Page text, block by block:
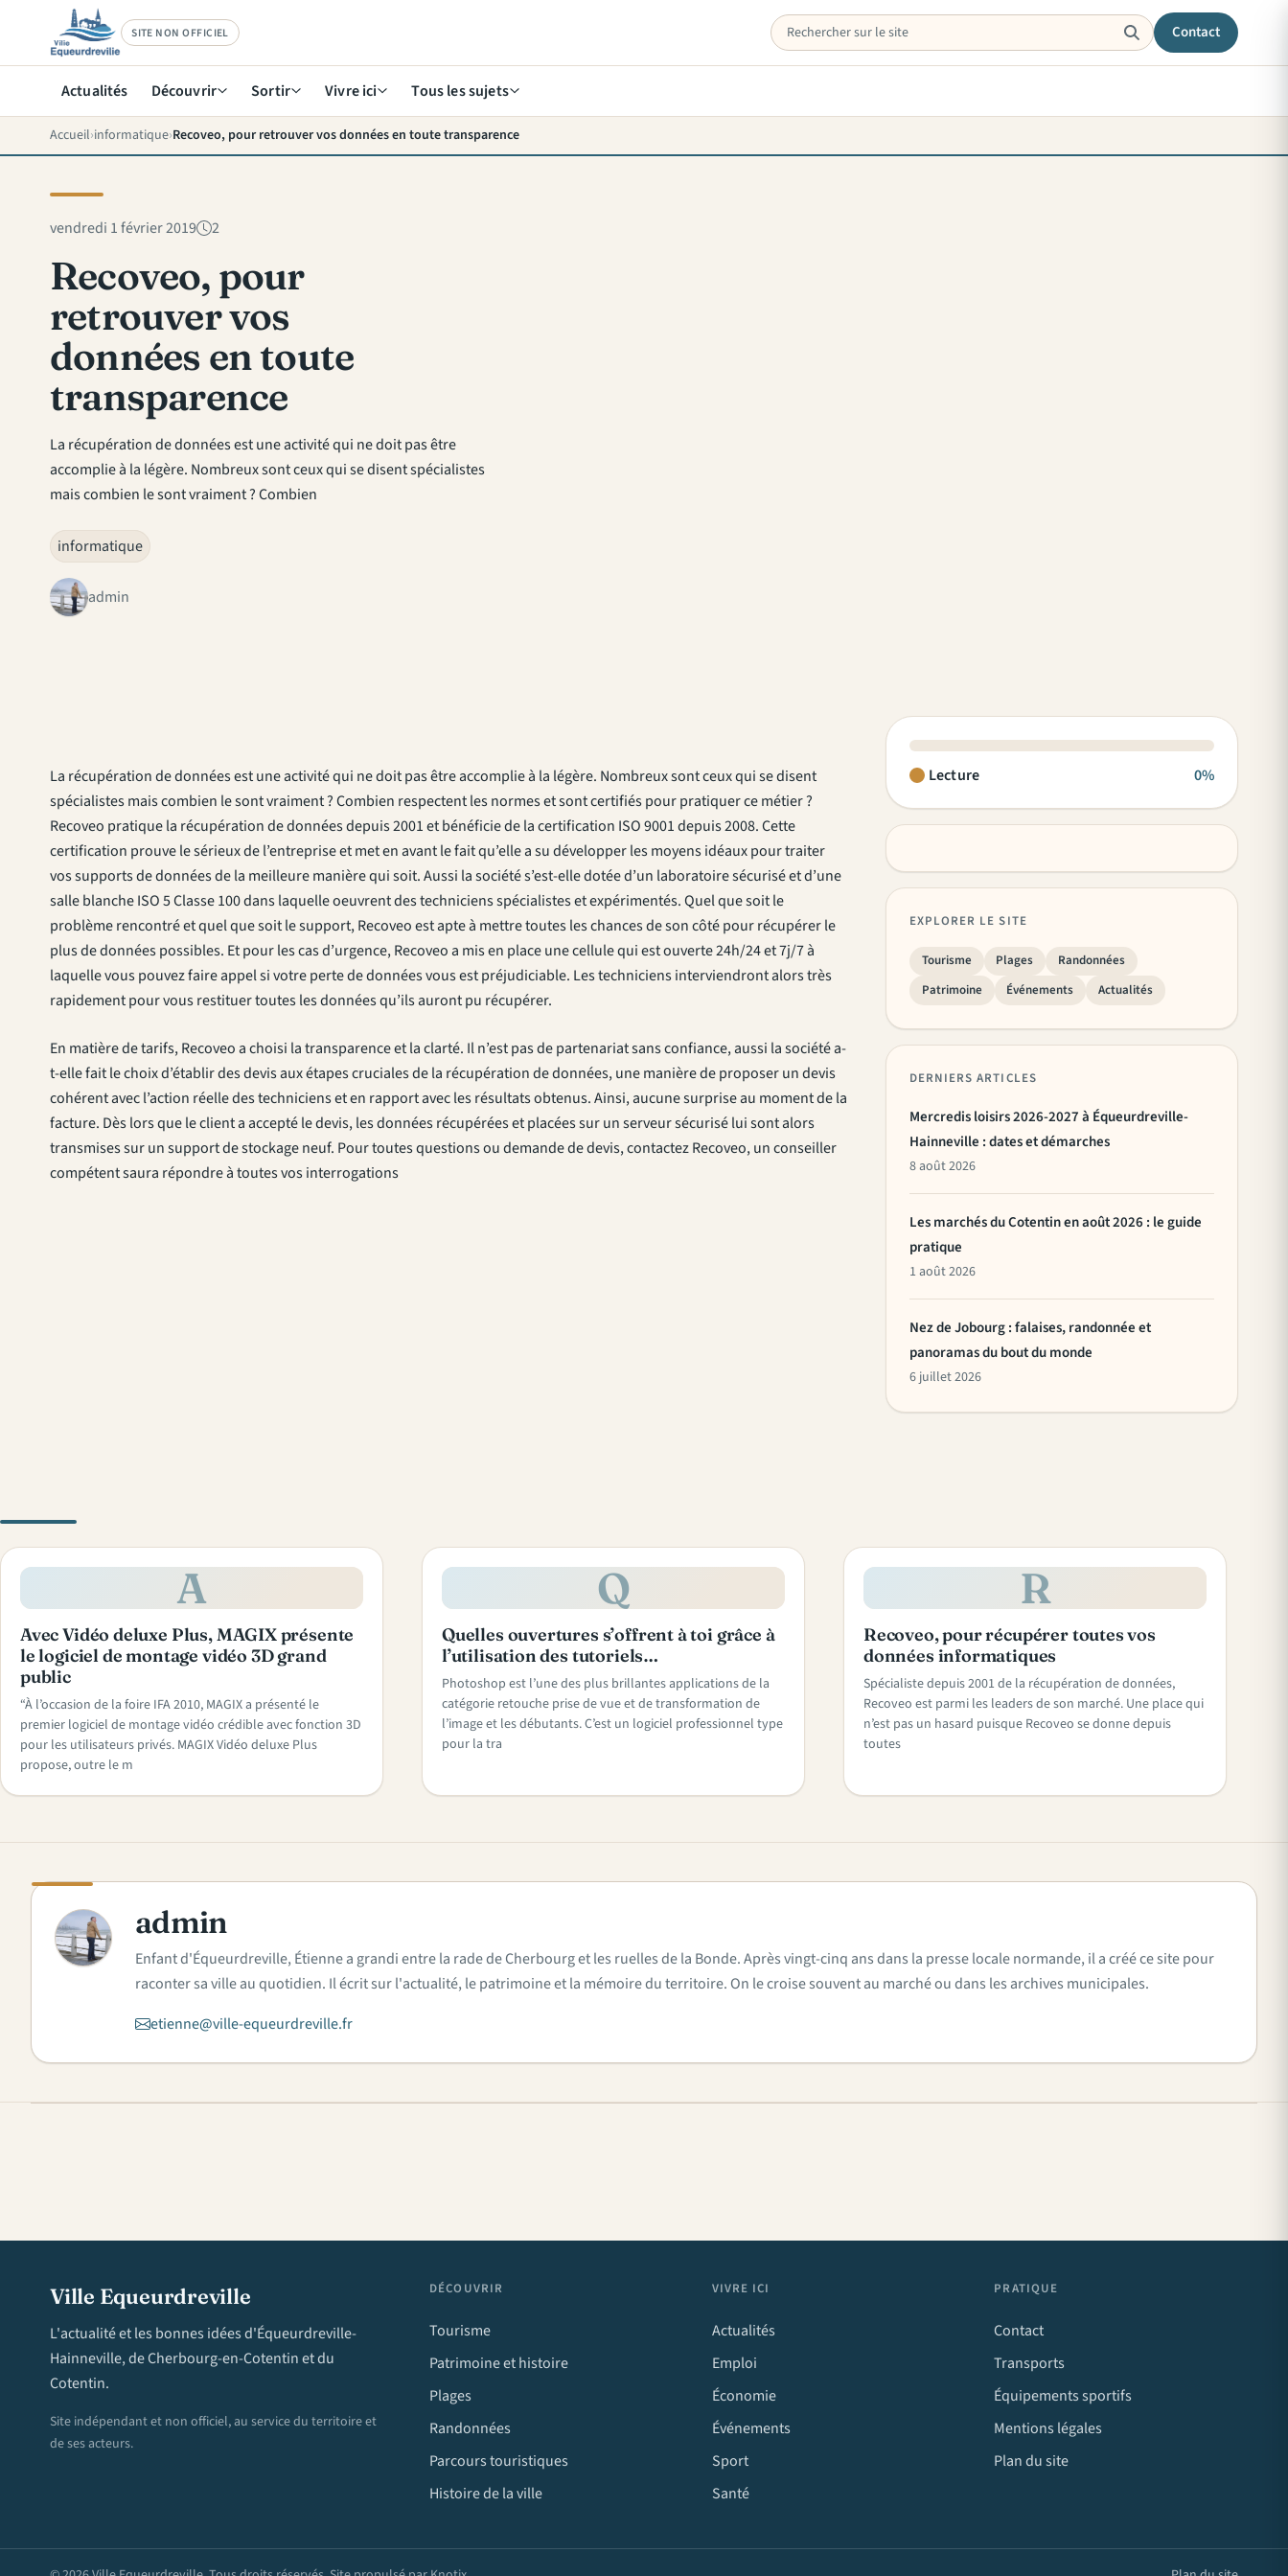
SITE NON OFFICIEL Contact
Actualités Découvrir Sortir Vivre ici Tous les sujets
Accueil informatique Recoveo, pour retrouver vos données en toute transparence
vendredi 1 février 2019 2
Recoveo, pour
retrouver vos
données en toute
transparence
La récupération de données est une activité qui ne doit pas être
accomplie à la légère. Nombreux sont ceux qui se disent spécialistes
mais combien le sont vraiment ? Combien
informatique
admin
La récupération de données est une activité qui ne doit pas être accomplie à la légère. Nombreux sont ceux qui se disent
spécialistes mais combien le sont vraiment ? Combien respectent les normes et sont certifiés pour pratiquer ce métier ?
Recoveo pratique la récupération de données depuis 2001 et bénéficie de la certification ISO 9001 depuis 2008. Cette
certification prouve le sérieux de l’entreprise et met en avant le fait qu’elle a su développer les moyens idéaux pour traiter
vos supports de données de la meilleure manière qui soit. Aussi la société s’est-elle dotée d’un laboratoire sécurisé et d’une
salle blanche ISO 5 Classe 100 dans laquelle oeuvrent des techniciens spécialistes et expérimentés. Quel que soit le
problème rencontré et quel que soit le support, Recoveo est apte à mettre toutes les chances de son côté pour récupérer le
plus de données possibles. Et pour les cas d’urgence, Recoveo a mis en place une cellule qui est ouverte 24h/24 et 7j/7 à
laquelle vous pouvez faire appel si votre perte de données vous est préjudiciable. Les techniciens interviendront alors très
rapidement pour vous restituer toutes les données qu’ils auront pu récupérer.
En matière de tarifs, Recoveo a choisi la transparence et la clarté. Il n’est pas de partenariat sans confiance, aussi la société a-
t-elle fait le choix d’établir des devis aux étapes cruciales de la récupération de données, une manière de proposer un devis
cohérent avec l’action réelle des techniciens et en rapport avec les résultats obtenus. Ainsi, aucune surprise au moment de la
facture. Dès lors que le client a accepté le devis, les données récupérées et placées sur un serveur sécurisé lui sont alors
transmises sur un support de stockage neuf. Pour toutes questions ou demande de devis, contactez Recoveo, un conseiller
compétent saura répondre à toutes vos interrogations
Lecture 0%
EXPLORER LE SITE
Tourisme Plages
Randonnées
Patrimoine
Événements Actualités
DERNIERS ARTICLES
Mercredis loisirs 2026-2027 à Équeurdreville-
Hainneville : dates et démarches
8 août 2026
Les marchés du Cotentin en août 2026 : le guide
pratique
1 août 2026
Nez de Jobourg : falaises, randonnée et
panoramas du bout du monde
6 juillet 2026
A
Avec Vidéo deluxe Plus, MAGIX présente
le logiciel de montage vidéo 3D grand
public
“À l’occasion de la foire IFA 2010, MAGIX a présenté le
premier logiciel de montage vidéo crédible avec fonction 3D
pour les utilisateurs privés. MAGIX Vidéo deluxe Plus
propose, outre le m
Q
Quelles ouvertures s’offrent à toi grâce à
l’utilisation des tutoriels…
Photoshop est l’une des plus brillantes applications de la
catégorie retouche prise de vue et de transformation de
l’image et les débutants. C’est un logiciel professionnel type
pour la tra
R
Recoveo, pour récupérer toutes vos
données informatiques
Spécialiste depuis 2001 de la récupération de données,
Recoveo est parmi les leaders de son marché. Une place qui
n’est pas un hasard puisque Recoveo se donne depuis
toutes
A admin
Enfant d'Équeurdreville, Étienne a grandi entre la rade de Cherbourg et les ruelles de la Bonde. Après vingt-cinq ans dans la presse locale normande, il a créé ce site pour
raconter sa ville au quotidien. Il écrit sur l'actualité, le patrimoine et la mémoire du territoire. On le croise souvent au marché ou dans les archives municipales.
etienne@ville-equeurdreville.fr
Ville Equeurdreville
L'actualité et les bonnes idées d'Équeurdreville-
Hainneville, de Cherbourg-en-Cotentin et du
Cotentin.
Site indépendant et non officiel, au service du territoire et
de ses acteurs.
DÉCOUVRIR
Tourisme
Patrimoine et histoire
Plages
Randonnées
Parcours touristiques
Histoire de la ville
VIVRE ICI
Actualités
Emploi
Économie
Événements
Sport
Santé
PRATIQUE
Contact
Transports
Équipements sportifs
Mentions légales
Plan du site